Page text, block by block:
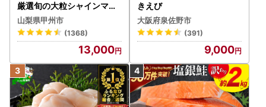
厳選旬の大粒シャインマス
カット 約1.3kg 2～3房【2
026年発送】（MG）B12-
472 FN-Limited-VO シャ
インマスカット フルーツ
山梨県甲州市
(1368)
13,000
きえび
大阪府泉佐野市
(391)
9,000